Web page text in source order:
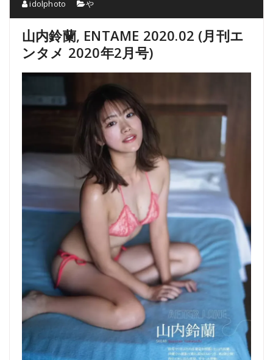
idolphoto や
山内鈴蘭, ENTAME 2020.02 (月刊エ
ンタメ 2020年2月号)